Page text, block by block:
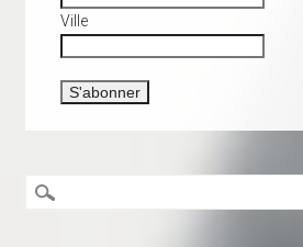
Ville